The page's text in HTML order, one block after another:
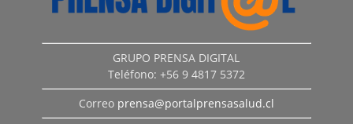
GRUPO PRENSA DIGITAL
Teléfono: +56 9 4817 5372
Correo prensa@portalprensasalud.cl